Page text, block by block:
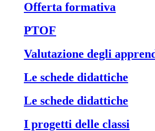
Offerta formativa
PTOF
Valutazione degli
Le schede didattiche
Le schede didattiche
I progetti delle classi